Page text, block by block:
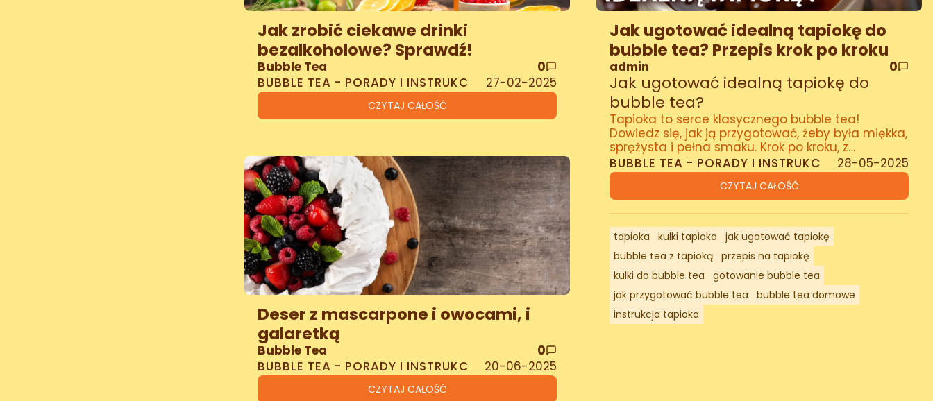
BUBBLE TEA - PORADY I INSTRUKC 27-02-2025
Jak zrobić ciekawe drinki
bezalkoholowe? Sprawdź!
CZYTAJ CAŁOŚĆ
Bubble Tea 0
BUBBLE TEA - PORADY I INSTRUKC 20-06-2025
Deser z mascarpone i owocami, i
galaretką
CZYTAJ CAŁOŚĆ
Bubble Tea 0
BUBBLE TEA - PORADY I INSTRUKC 28-05-2025
Jak ugotować idealną tapiokę do
bubble tea? Przepis krok po kroku
Jak ugotować idealną tapiokę do
bubble tea?
Tapioka to serce klasycznego bubble tea!
Dowiedz się, jak ją przygotować, żeby była miękka,
sprężysta i pełna smaku. Krok po kroku, z
praktycznymi poradami.
CZYTAJ CAŁOŚĆ
admin 0
tapioka kulki tapioka
jak ugotować tapiokę
bubble tea z tapioką przepis na tapiokę
kulki do bubble tea
gotowanie bubble tea
jak przygotować bubble tea
bubble tea domowe
instrukcja tapioka